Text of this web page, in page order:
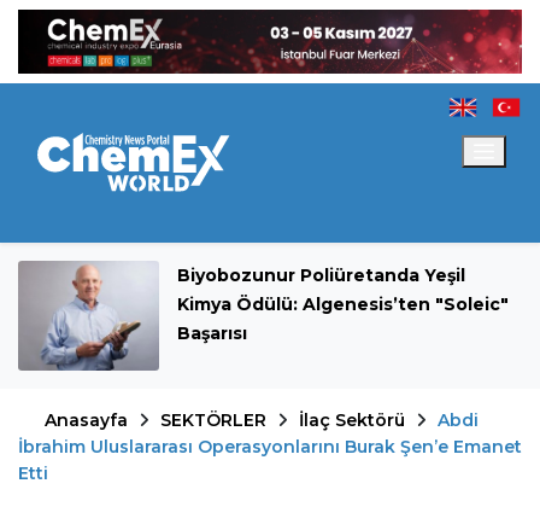
Biyobozunur Poliüretanda Yeşil
Kimya Ödülü: Algenesis’ten "Soleic"
Başarısı
Anasayfa SEKTÖRLER İlaç Sektörü
Abdi
İbrahim Uluslararası Operasyonlarını Burak Şen’e Emanet
Etti